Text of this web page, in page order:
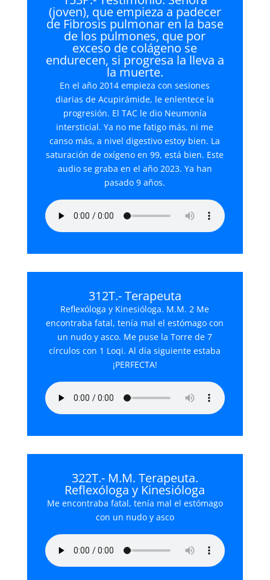
(joven), que empieza a padecer
de Fibrosis pulmonar en la base
de los pulmones, que por
exceso de colágeno se
endurecen, si progresa la lleva a
la muerte.
En el año 2014 empieza con sesiones
diarias de Acupirámide, le enlentece la
progresión. El TAC le dio Neumonía
intersticial. Ya no me fatigo más, ni me
canso más, a nivel digestivo estoy bien. La
saturación de oxígeno en 99, está bien. Este
audio se graba en el año 2023. Ya han
pasado 9 años.
312T.- Terapeuta
Reflexóloga y Kinesióloga. M.M. 2 Me
encontraba fatal, tenía mal el estómago con
un nudo y asco. Me puse la Torre de 7
círculos con 1 Loqi. Al día siguiente estaba
¡PERFECTA!
322T.- M.M. Terapeuta.
Reflexóloga y Kinesióloga
Me encontraba fatal, tenía mal el estómago
con un nudo y asco